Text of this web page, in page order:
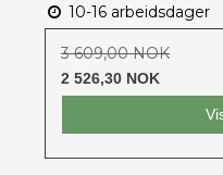
10-16 arbeidsdager
3 609,00 NOK
2 526,30 NOK